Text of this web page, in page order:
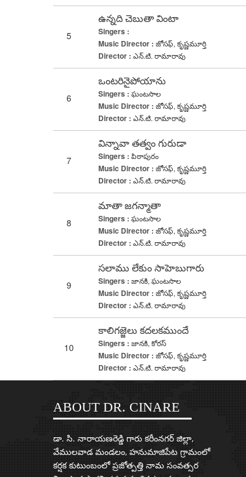
5
ఉన్నది చెబుతా వింటా
Singers :
Music Director : జోసఫ్, కృష్ణమూర్తి
Director : ఎన్.టి. రామారావు
6
ఒంటరినైపోయాను
Singers : ఘంటసాల
Music Director : జోసఫ్, కృష్ణమూర్తి
Director : ఎన్.టి. రామారావు
7
విన్నావా తత్వం గురుడా
Singers : పిఠాపురం
Music Director : జోసఫ్, కృష్ణమూర్తి
Director : ఎన్.టి. రామారావు
8
మాతా జగన్మాతా
Singers : ఘంటసాల
Music Director : జోసఫ్, కృష్ణమూర్తి
Director : ఎన్.టి. రామారావు
9
సలాము లేకుం సాహెబుగారు
Singers : జానకి, ఘంటసాల
Music Director : జోసఫ్, కృష్ణమూర్తి
Director : ఎన్.టి. రామారావు
10
కాలిగజ్జెలు కదలకముందే
Singers : జానకి, కోరస్
Music Director : జోసఫ్, కృష్ణమూర్తి
Director : ఎన్.టి. రామారావు
ABOUT DR. CINARE
డా. సి. నారాయణరెడ్డి గారు కరీంనగర్ జిల్లా,
వేములవాడ మండలం, హనుమాజిపేట గ్రామంలో
కర్షక కుటుంబంలో ప్రజోత్పత్తి నామ సంవత్సర